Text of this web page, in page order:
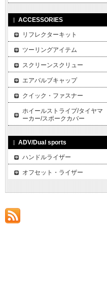
ACCESSORIES
リフレクターキット
ツーリングアイテム
スクリーンスクリュー
エアバルブキャップ
クイック・ファスナー
ホイールストライプ/タイヤマ
ーカー/スポークカバー
ADV/Dual sports
ハンドルライザー
オフセット・ライザー